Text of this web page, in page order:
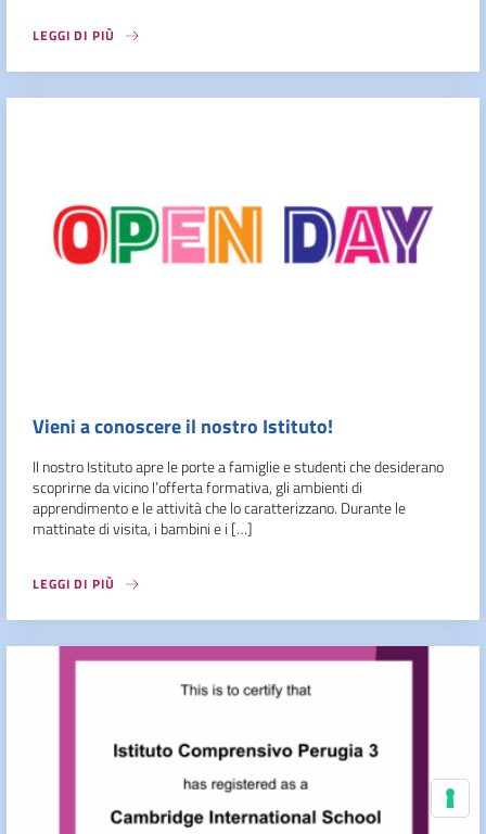
LEGGI DI PIÙ
Vieni a conoscere il nostro Istituto!
Il nostro Istituto apre le porte a famiglie e studenti che desiderano
scoprirne da vicino l’offerta formativa, gli ambienti di
apprendimento e le attività che lo caratterizzano. Durante le
mattinate di visita, i bambini e i […]
LEGGI DI PIÙ
Le